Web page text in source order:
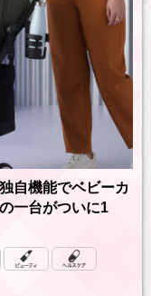
自機能でベビーカ
一台がついに1